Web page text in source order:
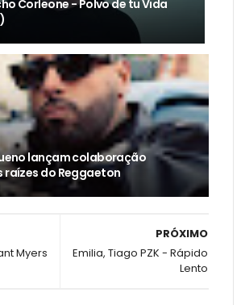
Corleone - Polvo de tu Vida
lançam colaboração
do Reggaeton
PRÓXIMO
Emilia, Tiago PZK - Rápido
Lento
Myers